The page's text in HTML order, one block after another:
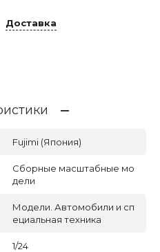
Доставка
Fujimi (Япония)
Сборные масштабные мо
дели
Модели. Автомобили и сп
ециальная техника
1/24